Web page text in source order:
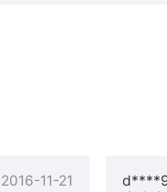
2016-11-21